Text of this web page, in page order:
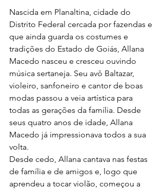
Nascida em Planaltina, cidade do
Distrito Federal cercada por fazendas e
que ainda guarda os costumes e
tradições do Estado de Goiás, Allana
Macedo nasceu e cresceu ouvindo
música sertaneja. Seu avô Baltazar,
violeiro, sanfoneiro e cantor de boas
modas passou a veia artística para
todas as gerações da família. Desde
seus quatro anos de idade, Allana
Macedo já impressionava todos a sua
volta.
Desde cedo, Allana cantava nas festas
de família e de amigos e, logo que
aprendeu a tocar violão, começou a